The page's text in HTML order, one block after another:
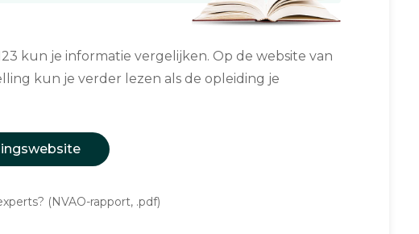
kun je informatie vergelijken. Op de website van
kun je verder lezen als de opleiding je
(NVAO-rapport, .pdf)